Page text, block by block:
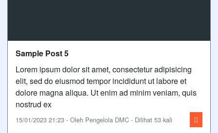
Sample Post 5
Lorem ipsum dolor sit amet, consectetur adipisicing
elit, sed do eiusmod tempor incididunt ut labore et
dolore magna aliqua. Ut enim ad minim veniam, quis
nostrud ex
15/01/2023 21:23 - Oleh Pengelola DMC - Dilihat 53 kali